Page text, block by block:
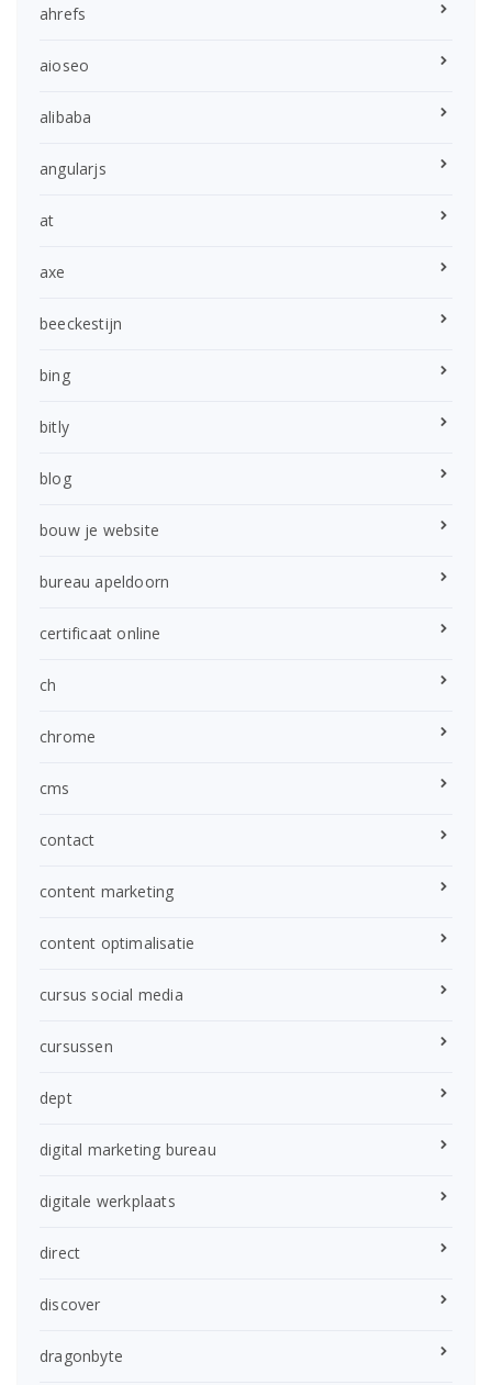
ahrefs
aioseo
alibaba
angularjs
at
axe
beeckestijn
bing
bitly
blog
bouw je website
bureau apeldoorn
certificaat online
ch
chrome
cms
contact
content marketing
content optimalisatie
cursus social media
cursussen
dept
digital marketing bureau
digitale werkplaats
direct
discover
dragonbyte